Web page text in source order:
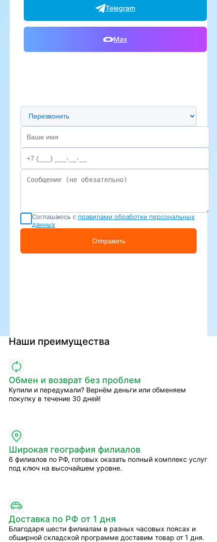
Telegram
Max
Предпочтительный способ связи
Соглашаюсь с правилами обработки персональных
данных
Отправить
Наши преимущества
Обмен и возврат без проблем
Купили и передумали? Вернём деньги или обменяем
покупку в течение 30 дней!
Широкая география филиалов
6 филиалов по РФ, готовых оказать полный комплекс услуг
под ключ на высочайшем уровне.
Доставка по РФ от 1 дня
Благодаря шести филиалам в разных часовых поясах и
обширной складской программе доставим товар от 1 дня.